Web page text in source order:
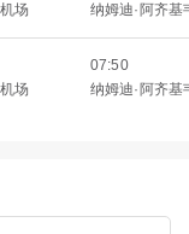
场
纳姆迪·阿齐基
场
07:50
纳姆迪·阿齐基